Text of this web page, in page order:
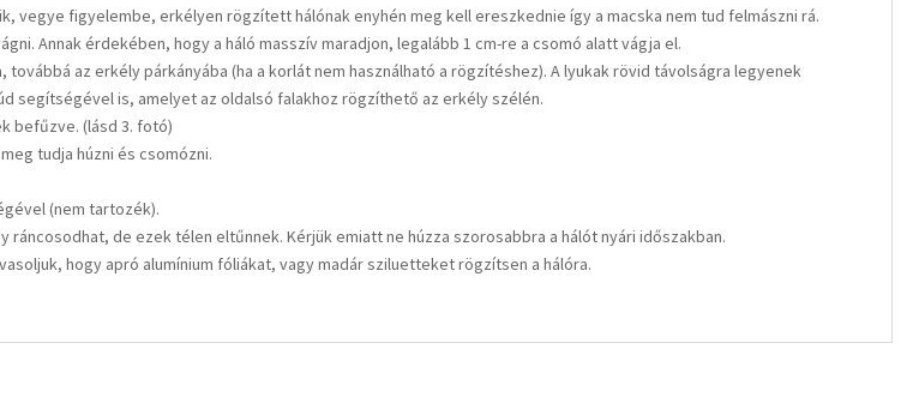
vegye figyelembe, erkélyen rögzített hálónak enyhén meg kell ereszkednie így a macska nem tud felmászni rá.
Annak érdekében, hogy a háló masszív maradjon, legalább 1 cm-re a csomó alatt vágja el.
az erkély párkányába (ha a korlát nem használható a rögzítéshez). A lyukak rövid távolságra legyenek
segítségével is, amelyet az oldalsó falakhoz rögzíthető az erkély szélén.
befűzve. (lásd 3. fotó)
tudja húzni és csomózni.
(nem tartozék).
de ezek télen eltűnnek. Kérjük emiatt ne húzza szorosabbra a hálót nyári időszakban.
hogy apró alumínium fóliákat, vagy madár sziluetteket rögzítsen a hálóra.